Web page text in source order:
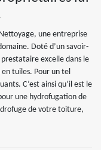
une entreprise
Doté d’un savoir-
excelle dans le
tuiles. Pour un tel
C’est ainsi qu’il est le
une hydrofugation de
de votre toiture,